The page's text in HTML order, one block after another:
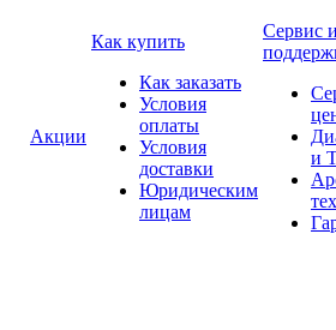
Акции
Как купить
Как заказать
Условия
оплаты
Условия
доставки
Юридическим
лицам
Сервис
и